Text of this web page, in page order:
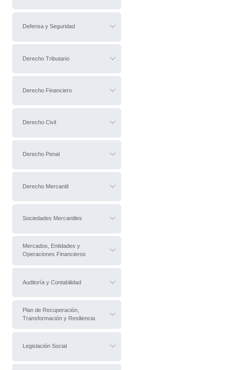
Defensa y Seguridad
Derecho Tributario
Derecho Financiero
Derecho Civil
Derecho Penal
Derecho Mercantil
Sociedades Mercantiles
Mercados, Entidades y
Operaciones Financieros
Auditoría y Contabilidad
Plan de Recuperación,
Transformación y Resiliencia
Legislación Social